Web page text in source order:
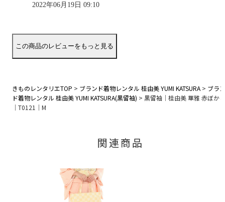
2022年06月19日 09:10
きものレンタリエTOP > ブランド着物レンタル 桂由美 YUMI KATSURA > ブラン
ド着物レンタル 桂由美 YUMI KATSURA(黒留袖) > 黒留袖｜桂由美 華雅 赤ぼかし
｜T0121｜M
関連商品